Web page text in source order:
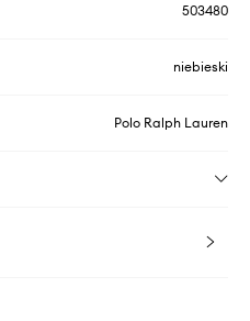
503480
niebieski
Polo Ralph Lauren